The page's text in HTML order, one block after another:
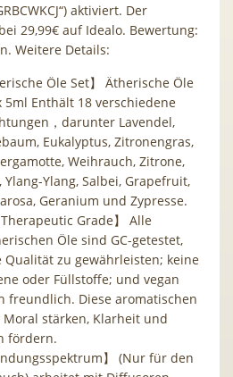
aktiviert. Der
29,99€ auf Idealo. Bewertung:
Weitere Details:
Öle Set】 Ätherische Öle
5ml Enthält 18 verschiedene
，darunter Lavendel,
Eukalyptus, Zitronengras,
Weihrauch, Zitrone,
Ylang-Ylang, Salbei, Grapefruit,
Geranium und Zypresse.
Therapeutic Grade】 Alle
Öle sind GC-getestet,
Qualität zu gewährleisten; keine
oder Füllstoffe; und vegan
freundlich. Diese aromatischen
stärken, Klarheit und
fördern.
】 (Nur für den